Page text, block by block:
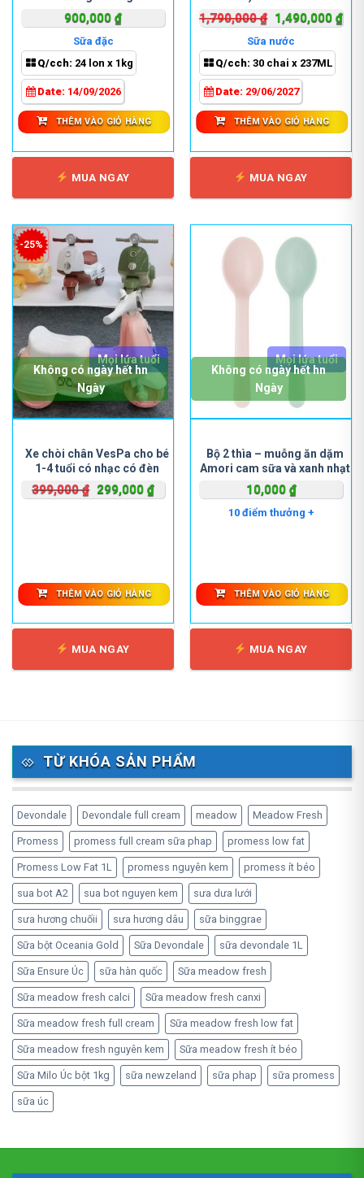
900,000 ₫
Sữa đặc
Q/cch: 24 lon x 1kg
Date: 14/09/2026
THÊM VÀO GIỎ HÀNG
MUA NGAY
1,790,000₫ Giá
gốc
là:
1,790,000 ₫.
1,490,000 ₫Giá
Sữa nước
Q/cch: 30 chai x 237ML
Date: 29/06/2027
THÊM VÀO GIỎ HÀNG
MUA NGAY
-25%
Xe chòi chân VesPa cho bé
1-4 tuổi có nhạc có đèn
399,000₫ Giá
299,000 ₫Giá
Mọi lứa tuổi
Không có ngày hết hn
Ngày
THÊM VÀO GIỎ HÀNG
MUA NGAY
Bộ 2 thìa – muỗng ăn dặm
Amori cam sữa và xanh nhạt
10,000 ₫
10 điểm thưởng +
Mọi lứa tuổi
Không có ngày hết hn
Ngày
THÊM VÀO GIỎ HÀNG
MUA NGAY
TỪ KHÓA SẢN PHẨM
Devondale Devondale full cream meadow Meadow Fresh
Promess promess full cream sữa phap promess low fat
Promess Low Fat 1L promess nguyên kem promess ít béo
sua bot A2 sua bot nguyen kem sưa dưa lưới
sưa hương chuốii sưa hương dâu sữa binggrae
Sữa bột Oceania Gold Sữa Devondale sữa devondale 1L
Sữa Ensure Úc sữa hàn quốc Sữa meadow fresh
Sữa meadow fresh calci Sữa meadow fresh canxi
Sữa meadow fresh full cream Sữa meadow fresh low fat
Sữa meadow fresh nguyên kem Sữa meadow fresh ít béo
Sữa Milo Úc bột 1kg sữa newzeland sữa phap sữa promess
sữa úc